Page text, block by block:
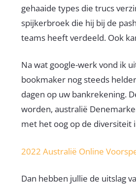
gehaaide types die trucs
spijkerbroek die hij bij de
teams heeft verdeeld. Ook
Na wat google-werk vond ik
bookmaker nog steeds
dagen op uw bankrekening.
worden, australië
met het oog op de diversiteit
2022 Australië Online
Dan hebben jullie de uitslag